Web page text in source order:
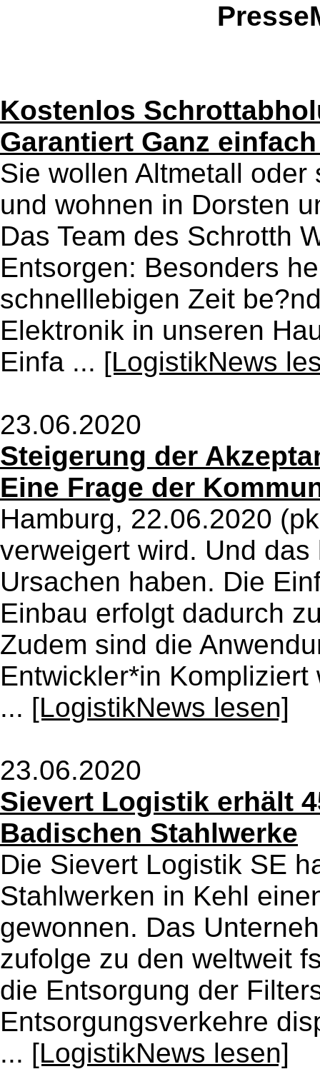
Kostenlos
Garantiert Ganz
Sie wollen Altmetall
und wohnen in Dorsten
Das Team des Schrotth
Entsorgen: Besonders
schnelllebigen Zeit
Elektronik in unseren
Einfa ... [LogistikNews
23.06.2020
Steigerung der
Eine Frage der
Hamburg, 22.06.2020
verweigert wird. Und
Ursachen haben. Die
Einbau erfolgt dadurch
Zudem sind die
Entwickler*in
... [LogistikNews lesen]
23.06.2020
Sievert Logistik erhält
Badischen Stahlwerke
Die Sievert Logistik SE
Stahlwerken in Kehl
gewonnen. Das
zufolge zu den weltweit
die Entsorgung der
Entsorgungsverkehre
... [LogistikNews lesen]